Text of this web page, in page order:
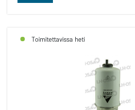
Toimitettavissa heti